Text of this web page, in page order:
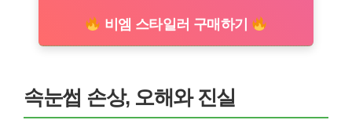
비엠 스타일러 구매하기
속눈썹 손상, 오해와 진실